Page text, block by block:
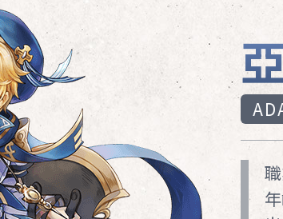
威爾‧奧爾森
WILL OLSSON
華莉絲‧坎
WALLIS CAMPELL
阿諾德
ARNOLD